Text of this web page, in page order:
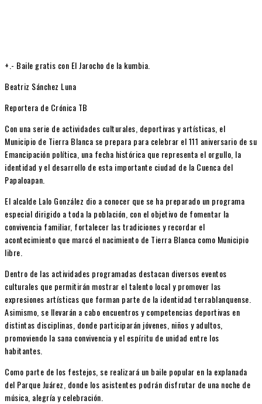
+.- Baile gratis con El Jarocho de la kumbia.
Beatriz Sánchez Luna
Reportera de Crónica TB
Con una serie de actividades culturales, deportivas y artísticas, el
Municipio de Tierra Blanca se prepara para celebrar el 111 aniversario de su
Emancipación política, una fecha histórica que representa el orgullo, la
identidad y el desarrollo de esta importante ciudad de la Cuenca del
Papaloapan.
El alcalde Lalo González dio a conocer que se ha preparado un programa
especial dirigido a toda la población, con el objetivo de fomentar la
convivencia familiar, fortalecer las tradiciones y recordar el
acontecimiento que marcó el nacimiento de Tierra Blanca como Municipio
libre.
Dentro de las actividades programadas destacan diversos eventos
culturales que permitirán mostrar el talento local y promover las
expresiones artísticas que forman parte de la identidad terrablanquense.
Asimismo, se llevarán a cabo encuentros y competencias deportivas en
distintas disciplinas, donde participarán jóvenes, niños y adultos,
promoviendo la sana convivencia y el espíritu de unidad entre los
habitantes.
Como parte de los festejos, se realizará un baile popular en la explanada
del Parque Juárez, donde los asistentes podrán disfrutar de una noche de
música, alegría y celebración.